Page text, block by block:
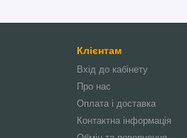
Клієнтам
Вхід до кабінету
Про нас
Оплата і доставка
Контактна інформація